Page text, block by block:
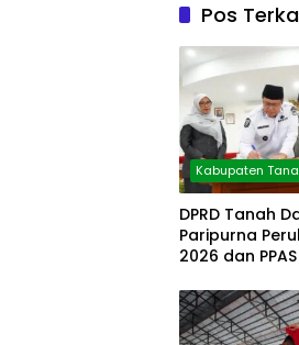
Pos
Kabupaten
DPRD Tanah
Paripurna
2026 dan